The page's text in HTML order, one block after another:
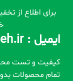
برای اطلاع از
ایمیل : shop@pardis-rayaneh.ir
کیفیت و تست
تمام محصولات